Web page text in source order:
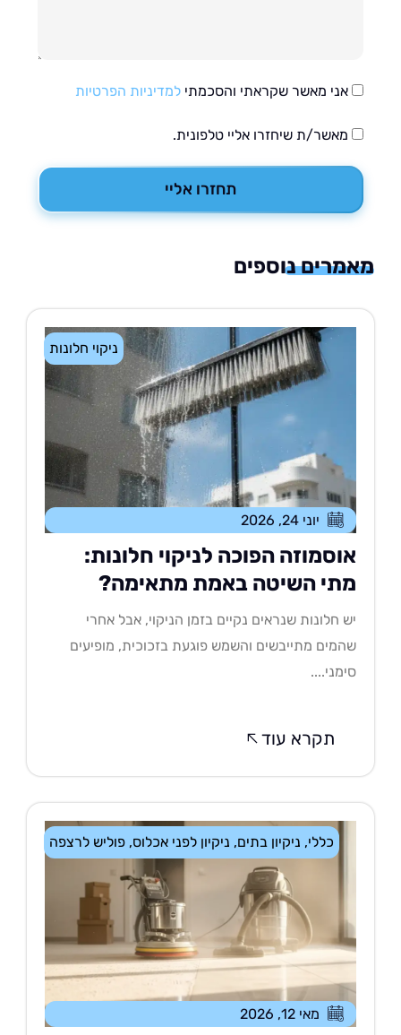
אני מאשר שקראתי והסכמתילמדיניות הפרטיות
מאשר/ת שיחזרו אליי טלפונית.
תחזרו אליי
נוספים
ניקוי חלונות
יוני 24, 2026
הפוכה לניקוי חלונות:
השיטה באמת מתאימה?
חלונות שנראים נקיים בזמן הניקוי, אבל אחרי
מתייבשים והשמש פוגעת בזכוכית, מופיעים
תקרא עוד
ניקיון בתים,ניקיון לפני אכלוס,פוליש לרצפה
מאי 12, 2026